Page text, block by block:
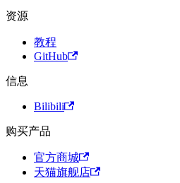
资源
教程
GitHub
信息
Bilibili
购买产品
官方商城
天猫旗舰店